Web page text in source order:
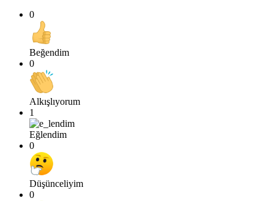
0
Beğendim
0
Alkışlıyorum
1
Eğlendim
0
Düşünceliyim
0